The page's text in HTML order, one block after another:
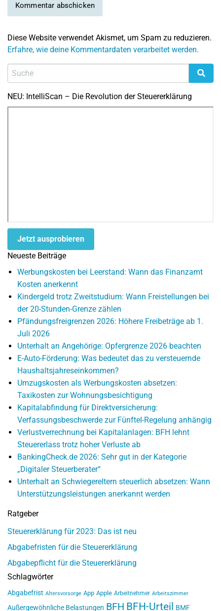
Diese Website verwendet Akismet, um Spam zu reduzieren.
Erfahre, wie deine Kommentardaten verarbeitet werden.
NEU: IntelliScan – Die Revolution der Steuererklärung
Jetzt ausprobieren
Neueste Beiträge
Werbungskosten bei Leerstand: Wann das Finanzamt
Kosten anerkennt
Kindergeld trotz Zweitstudium: Wann Freistellungen bei
der 20-Stunden-Grenze zählen
Pfändungsfreigrenzen 2026: Höhere Freibeträge ab 1.
Juli 2026
Unterhalt an Angehörige: Opfergrenze 2026 beachten
E-Auto-Förderung: Was bedeutet das zu versteuernde
Haushaltsjahreseinkommen?
Umzugskosten als Werbungskosten absetzen:
Taxikosten zur Wohnungsbesichtigung
Kapitalabfindung für Direktversicherung:
Verfassungsbeschwerde zur Fünftel-Regelung anhängig
Verlustverrechnung bei Kapitalanlagen: BFH lehnt
Steuererlass trotz hoher Verluste ab
BankingCheck.de 2026: Sehr gut in der Kategorie
„Digitaler Steuerberater“
Unterhalt an Schwiegereltern steuerlich absetzen: Wann
Unterstützungsleistungen anerkannt werden
Ratgeber
Steuererklärung für 2023: Das ist neu
Abgabefristen für die Steuererklärung
Abgabepflicht für die Steuererklärung
Schlagwörter
Abgabefrist Altersvorsorge App Apple Arbeitnehmer Arbeitszimmer
Außergewöhnliche Belastungen BFH BFH-Urteil BMF